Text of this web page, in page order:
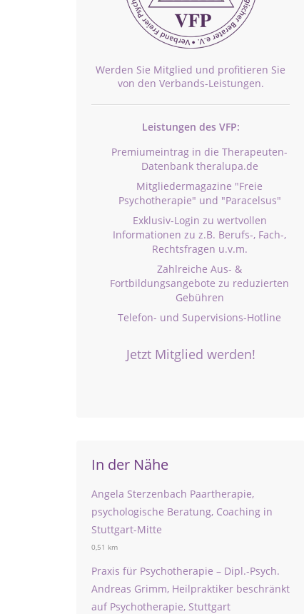
Werden Sie Mitglied und profitieren Sie
von den Verbands-Leistungen.
Leistungen des VFP:
Premiumeintrag in die Therapeuten-
Datenbank theralupa.de
Mitgliedermagazine "Freie
Psychotherapie" und "Paracelsus"
Exklusiv-Login zu wertvollen
Informationen zu z.B. Berufs-, Fach-,
Rechtsfragen u.v.m.
Zahlreiche Aus- &
Fortbildungsangebote zu reduzierten
Gebühren
Telefon- und Supervisions-Hotline
Jetzt Mitglied werden!
In der Nähe
Angela Sterzenbach Paartherapie,
psychologische Beratung, Coaching in
Stuttgart-Mitte
0,51 km
Praxis für Psychotherapie – Dipl.-Psych.
Andreas Grimm, Heilpraktiker beschränkt
auf Psychotherapie, Stuttgart